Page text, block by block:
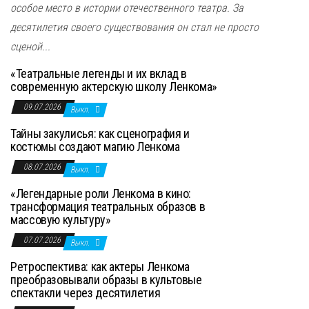
особое место в истории отечественного театра. За
десятилетия своего существования он стал не просто
сценой...
«Театральные легенды и их вклад в
современную актерскую школу Ленкома»
09.07.2026 Выкл.
Тайны закулисья: как сценография и
костюмы создают магию Ленкома
08.07.2026 Выкл.
«Легендарные роли Ленкома в кино:
трансформация театральных образов в
массовую культуру»
07.07.2026 Выкл.
Ретроспектива: как актеры Ленкома
преобразовывали образы в культовые
спектакли через десятилетия